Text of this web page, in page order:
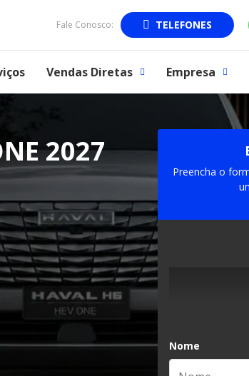
Fale Conosco: TELEFONES
Vendas Diretas Empresa
2027
Preencha o
Nome